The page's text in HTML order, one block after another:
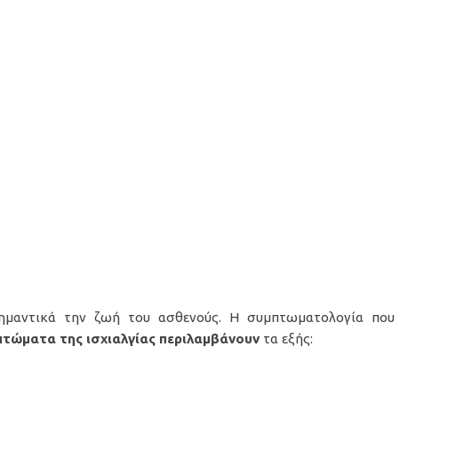
την ζωή του ασθενούς. Η συμπτωματολογία που
της ισχιαλγίας περιλαμβάνουν τα εξής: